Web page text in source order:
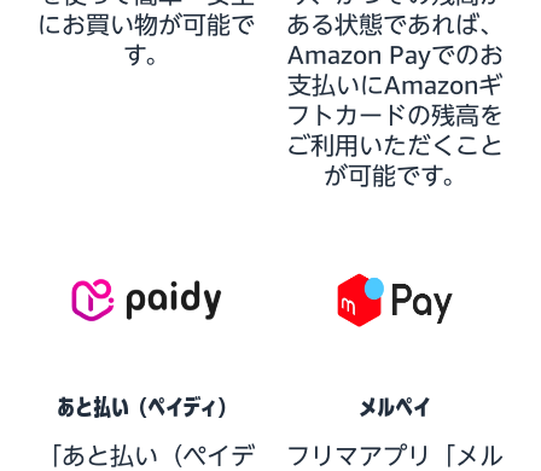
にお買い物が可能で
す。
ある状態であれば、
Amazon Payでのお
支払いにAmazonギ
フトカードの残高を
ご利用いただくこと
が可能です。
あと払い（ペイディ）
「あと払い（ペイデ
メルペイ
フリマアプリ「メル